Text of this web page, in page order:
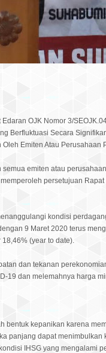
OJK Nomor 3/
Berfluktuasi Secara
Emiten Atau Perusahaan
emiten atau
persetujuan Rapat
kondisi
9 Maret 2020 terus
(year to date).
dan tekanan
19 dan melemahnya harga
bentuk kepanikan karena
panjang dapat menimbulkan
IHSG yang mengalami